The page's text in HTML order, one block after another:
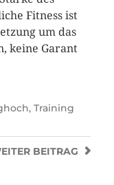
Fitness ist
um das
keine Garant
, Training
BEITRAG